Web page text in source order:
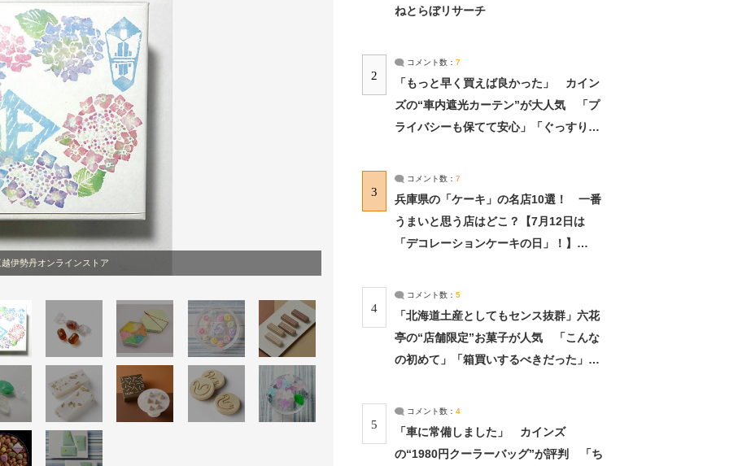
伊勢丹オンラインストア
ねとらぼリサーチ
2
コメント数： 7
「もっと早く買えば良かった」 カイン
ズの“車内遮光カーテン”が大人気 「プ
ライバシーも保てて安心」「ぐっすり眠
3
コメント数： 7
兵庫県の「ケーキ」の名店10選！ 一番
うまいと思う店はどこ？【7月12日は
「デコレーションケーキの日」！】
4
コメント数： 5
「北海道土産としてもセンス抜群」六花
亭の“店舗限定”お菓子が人気 「こんな
の初めて」「箱買いするべきだった」
5
コメント数： 4
「車に常備しました」 カインズ
の“1980円クーラーバッグ”が評判 「ち